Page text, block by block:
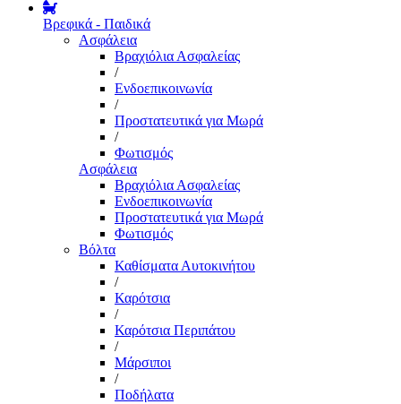
Βρεφικά - Παιδικά
Ασφάλεια
Βραχιόλια Ασφαλείας
/
Ενδοεπικοινωνία
/
Προστατευτικά για Μωρά
/
Φωτισμός
Ασφάλεια
Βραχιόλια Ασφαλείας
Ενδοεπικοινωνία
Προστατευτικά για Μωρά
Φωτισμός
Βόλτα
Καθίσματα Αυτοκινήτου
/
Καρότσια
/
Καρότσια Περιπάτου
/
Μάρσιποι
/
Ποδήλατα